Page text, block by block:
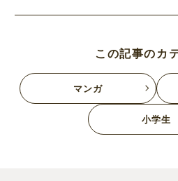
この記事のカ
マンガ
小学生